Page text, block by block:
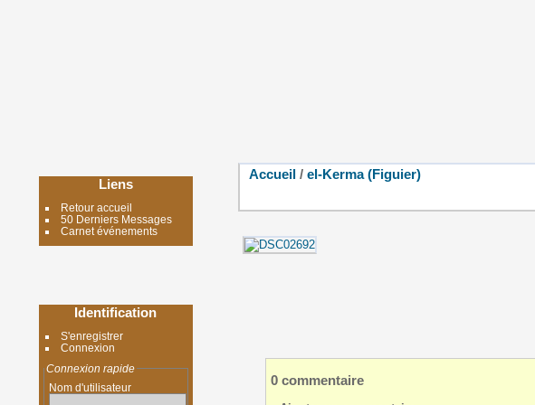
Liens
Retour accueil
50 Derniers Messages
Carnet événements
Identification
S'enregistrer
Connexion
Connexion rapide
Nom d'utilisateur
Accueil / el-Kerma (Figuier)
0 commentaire